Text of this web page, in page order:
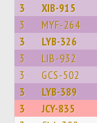
3 XIB-915
3 MYF-264
3 LYB-326
3 LIB-932
3 GCS-502
3 LYB-389
3 JCY-835